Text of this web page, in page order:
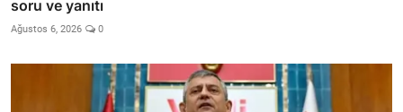
soru ve yanıtı
Ağustos 6, 2026 0